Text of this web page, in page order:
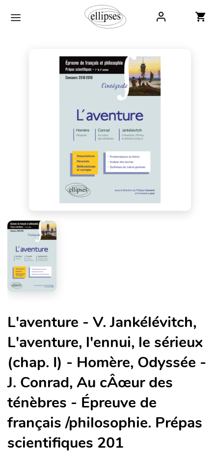
L'aventure - V. Jankélévitch,
L'aventure, l'ennui, le sérieux
(chap. I) - Homère, Odyssée -
J. Conrad, Au cÂœur des
ténèbres - Épreuve de
français /philosophie. Prépas
scientifiques 201